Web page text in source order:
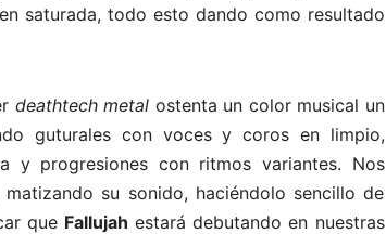
saturada, todo esto dando como resultado
deathtech metal ostenta un color musical un
guturales con voces y coros en limpio,
y progresiones con ritmos variantes. Nos
su sonido, haciéndolo sencillo de
que Fallujah estará debutando en nuestras